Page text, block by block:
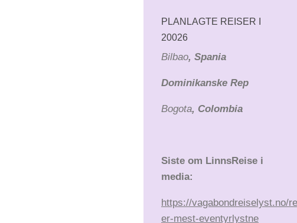
PLANLAGTE REISER I
20026
Bilbao, Spania
Dominikanske Rep
Bogota, Colombia
Siste om LinnsReise i
media:
https://vagabondreiselyst.no/
er-mest-eventyrlystne